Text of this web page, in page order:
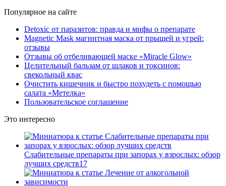
Популярное на сайте
Detoxic от паразитов: правда и мифы о препарате
Magnetic Mask магнитная маска от прыщей и угрей:
отзывы
Отзывы об отбеливающей маске «Miracle Glow»
Целительный бальзам от шлаков и токсинов:
свекольный квас
Очистить кишечник и быстро похудеть с помощью
салата «Метелка»
Пользовательское соглашение
Это интересно
Слабительные препараты при запорах у взрослых: обзор
лучших средств17